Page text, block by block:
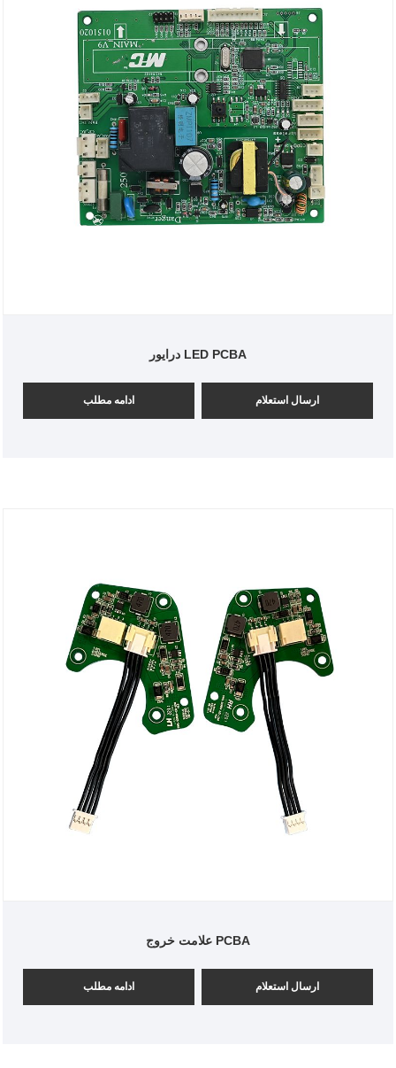
درایور LED PCBA
ادامه مطلب ارسال استعلام
علامت خروج PCBA
ادامه مطلب ارسال استعلام